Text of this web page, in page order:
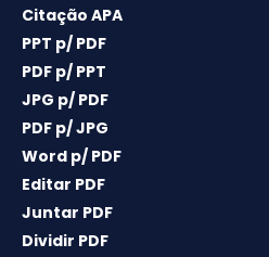
Citação APA
PPT p/ PDF
PDF p/ PPT
JPG p/ PDF
PDF p/ JPG
Word p/ PDF
Editar PDF
Juntar PDF
Dividir PDF